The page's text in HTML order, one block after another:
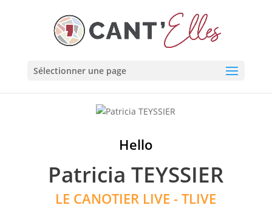
Sélectionner une page
Hello
Patricia TEYSSIER
LE CANOTIER LIVE - TLIVE